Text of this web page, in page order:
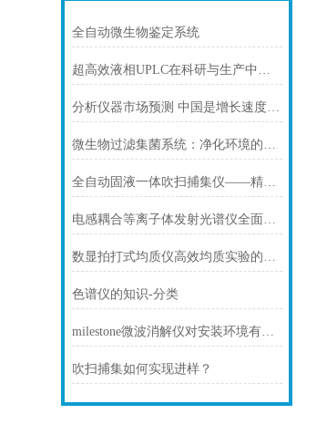
全自动微生物鉴定系统
超高效液相UPLC在科研与生产中的广泛应用
分析仪器市场预测 中国是增长速度快国家
微生物过滤集菌系统：净化环境的科技设备
全自动固液一体吹扫捕集仪——精确捕捉微粒污染
电感耦合等离子体发射光谱仪全面介绍
数显拍打式均质仪高效均质实验的设备
色谱仪的知识-分类
milestone微波消解仪对安装环境有什么要求
吹扫捕集如何实现进样？